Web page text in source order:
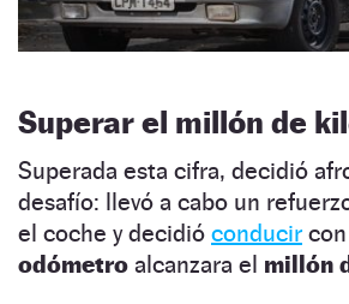
Superar el millón de
Superada esta cifra, decidió
desafío: llevó a cabo un
el coche y decidió conducir
odómetro alcanzara el millón